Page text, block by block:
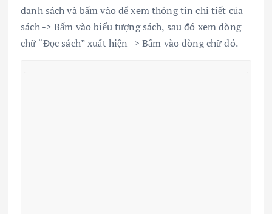
danh sách và bấm vào để xem thông tin chi tiết của
sách -> Bấm vào biểu tượng sách, sau đó xem dòng
chữ “Đọc sách” xuất hiện -> Bấm vào dòng chữ đó.